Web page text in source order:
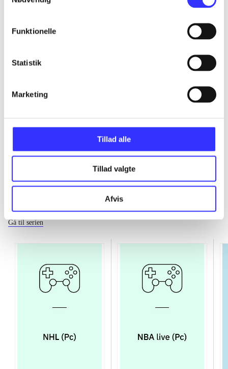
Funktionelle
Statistik
Marketing
Tillad alle
Tillad valgte
Afvis
...
...
...
Gå til serien